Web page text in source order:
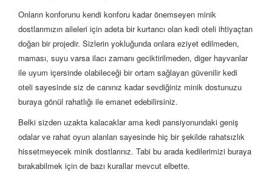
Onların konforunu kendi konforu kadar önemseyen minik
dostlarımızın aileleri için adeta bir kurtarıcı olan kedi oteli ihtiyaçtan
doğan bir projedir. Sizlerin yokluğunda onlara eziyet edilmeden,
maması, suyu varsa ilacı zamanı geciktirilmeden, diger hayvanlar
ile uyum içersinde olabileceği bir ortam sağlayan güvenilir kedi
oteli sayesinde siz de canınız kadar sevdiğiniz minik dostunuzu
buraya gönül rahatlığı ile emanet edebilirsiniz.
Belki sizden uzakta kalacaklar ama kedi pansiyonundaki geniş
odalar ve rahat oyun alanları sayesinde hiç bir şekilde rahatsızlık
hissetmeyecek minik dostlarınız. Tabi bu arada kedilerimizi buraya
bırakabilmek için de bazı kurallar mevcut elbette.